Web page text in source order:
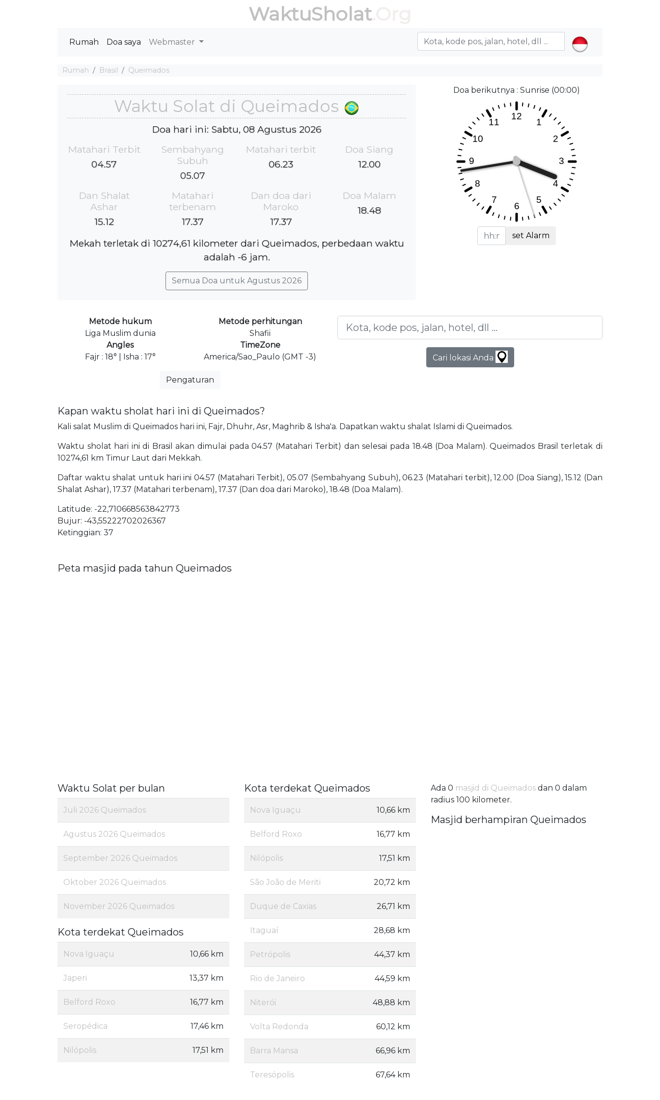
WaktuSholat.Org
Rumah Doa saya Webmaster
Rumah Brasil Queimados
Waktu Solat di Queimados
Doa hari ini: Sabtu, 08 Agustus 2026
Matahari Terbit
04.57
Sembahyang
Subuh
05.07
Matahari terbit
06.23
Doa Siang
12.00
Dan Shalat
Ashar
15.12
Matahari
terbenam
17.37
Dan doa dari
Maroko
17.37
Doa Malam
18.48
Mekah terletak di 10274,61 kilometer dari Queimados, perbedaan waktu
adalah -6 jam.
Semua Doa untuk Agustus 2026
Doa berikutnya : Sunrise (00:00)
set Alarm
Metode hukum
Liga Muslim dunia
Metode perhitungan
Shafii
Angles
Fajr : 18° | Isha : 17°
TimeZone
America/Sao_Paulo (GMT -3)
Pengaturan
Cari lokasi Anda
Kapan waktu sholat hari ini di Queimados?
Kali salat Muslim di Queimados hari ini, Fajr, Dhuhr, Asr, Maghrib & Isha'a. Dapatkan waktu shalat Islami di Queimados.
Waktu sholat hari ini di Brasil akan dimulai pada 04.57 (Matahari Terbit) dan selesai pada 18.48 (Doa Malam). Queimados Brasil terletak di
10274,61 km Timur Laut dari Mekkah.
Daftar waktu shalat untuk hari ini 04.57 (Matahari Terbit), 05.07 (Sembahyang Subuh), 06.23 (Matahari terbit), 12.00 (Doa Siang), 15.12 (Dan
Shalat Ashar), 17.37 (Matahari terbenam), 17.37 (Dan doa dari Maroko), 18.48 (Doa Malam).
Latitude: -22,710668563842773
Bujur: -43,55222702026367
Ketinggian: 37
Peta masjid pada tahun Queimados
Waktu Solat per bulan
Juli 2026 Queimados
Agustus 2026 Queimados
September 2026 Queimados
Oktober 2026 Queimados
November 2026 Queimados
Kota terdekat Queimados
Nova Iguaçu 10,66 km
Japeri 13,37 km
Belford Roxo 16,77 km
Seropédica 17,46 km
Nilópolis 17,51 km
Kota terdekat Queimados
Nova Iguaçu 10,66 km
Belford Roxo 16,77 km
Nilópolis 17,51 km
São João de Meriti 20,72 km
Duque de Caxias 26,71 km
Itaguaí 28,68 km
Petrópolis 44,37 km
Rio de Janeiro 44,59 km
Niterói 48,88 km
Volta Redonda 60,12 km
Barra Mansa 66,96 km
Teresópolis 67,64 km
Ada 0 masjid di Queimados dan 0 dalam
radius 100 kilometer.
Masjid berhampiran Queimados